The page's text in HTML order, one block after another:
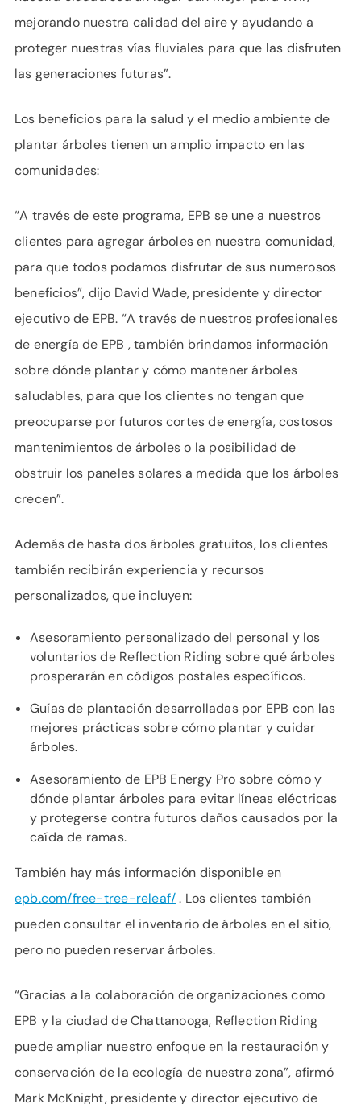
mejorando nuestra calidad del aire y ayudando a
proteger nuestras vías fluviales para que las disfruten
las generaciones futuras”.
Los beneficios para la salud y el medio ambiente de
plantar árboles tienen un amplio impacto en las
comunidades:
“A través de este programa, EPB se une a nuestros
clientes para agregar árboles en nuestra comunidad,
para que todos podamos disfrutar de sus numerosos
beneficios”, dijo David Wade, presidente y director
ejecutivo de EPB. “A través de nuestros profesionales
de energía de EPB , también brindamos información
sobre dónde plantar y cómo mantener árboles
saludables, para que los clientes no tengan que
preocuparse por futuros cortes de energía, costosos
mantenimientos de árboles o la posibilidad de
obstruir los paneles solares a medida que los árboles
crecen”.
Además de hasta dos árboles gratuitos, los clientes
también recibirán experiencia y recursos
personalizados, que incluyen:
Asesoramiento personalizado del personal y los
voluntarios de Reflection Riding sobre qué árboles
prosperarán en códigos postales específicos.
Guías de plantación desarrolladas por EPB con las
mejores prácticas sobre cómo plantar y cuidar
árboles.
Asesoramiento de EPB Energy Pro sobre cómo y
dónde plantar árboles para evitar líneas eléctricas
y protegerse contra futuros daños causados ​​por la
caída de ramas.
También hay más información disponible en
epb.com/free-tree-releaf/. Los clientes también
pueden consultar el inventario de árboles en el sitio,
pero no pueden reservar árboles.
“Gracias a la colaboración de organizaciones como
EPB y la ciudad de Chattanooga, Reflection Riding
puede ampliar nuestro enfoque en la restauración y
conservación de la ecología de nuestra zona”, afirmó
Mark McKnight, presidente y director ejecutivo de